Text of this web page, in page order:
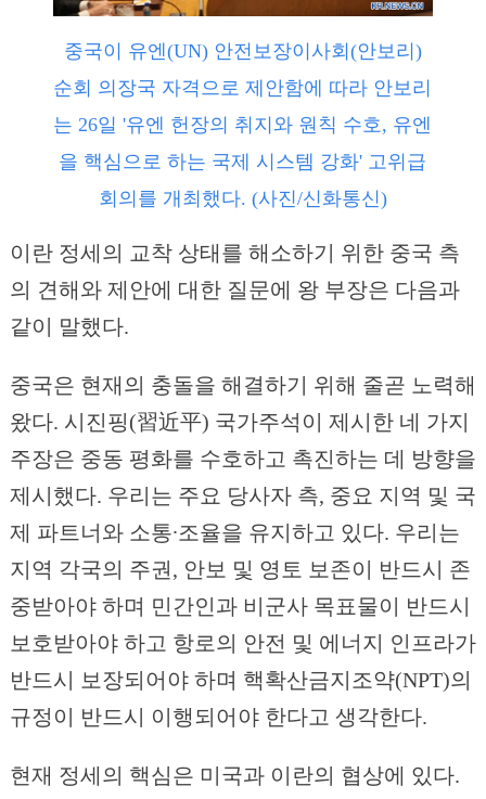
중국이 유엔(UN) 안전보장이사회(안보리)
순회 의장국 자격으로 제안함에 따라 안보리
는 26일 '유엔 헌장의 취지와 원칙 수호, 유엔
을 핵심으로 하는 국제 시스템 강화' 고위급
회의를 개최했다. (사진/신화통신)
이란 정세의 교착 상태를 해소하기 위한 중국 측
의 견해와 제안에 대한 질문에 왕 부장은 다음과
같이 말했다.
중국은 현재의 충돌을 해결하기 위해 줄곧 노력해
왔다. 시진핑(習近平) 국가주석이 제시한 네 가지
주장은 중동 평화를 수호하고 촉진하는 데 방향을
제시했다. 우리는 주요 당사자 측, 중요 지역 및 국
제 파트너와 소통∙조율을 유지하고 있다. 우리는
지역 각국의 주권, 안보 및 영토 보존이 반드시 존
중받아야 하며 민간인과 비군사 목표물이 반드시
보호받아야 하고 항로의 안전 및 에너지 인프라가
반드시 보장되어야 하며 핵확산금지조약(NPT)의
규정이 반드시 이행되어야 한다고 생각한다.
현재 정세의 핵심은 미국과 이란의 협상에 있다.